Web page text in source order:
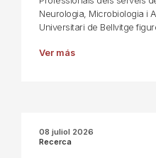
Neurologia, Microbiologia i
Universitari de Bellvitge
Ver más
08 juliol 2026
Recerca